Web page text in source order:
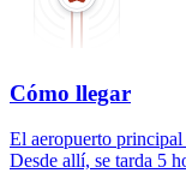
Cómo llegar
El aeropuerto principal
Desde allí, se tarda 5